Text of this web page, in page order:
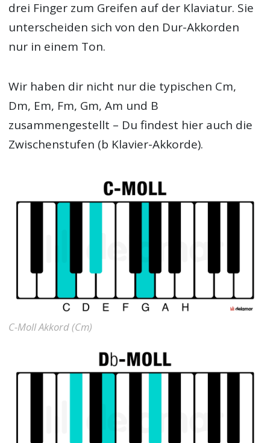
drei Finger zum Greifen auf der Klaviatur. Sie
unterscheiden sich von den Dur-Akkorden
nur in einem Ton.
Wir haben dir nicht nur die typischen Cm,
Dm, Em, Fm, Gm, Am und B
zusammengestellt – Du findest hier auch die
Zwischenstufen (b Klavier-Akkorde).
C-Moll Akkord (Cm)